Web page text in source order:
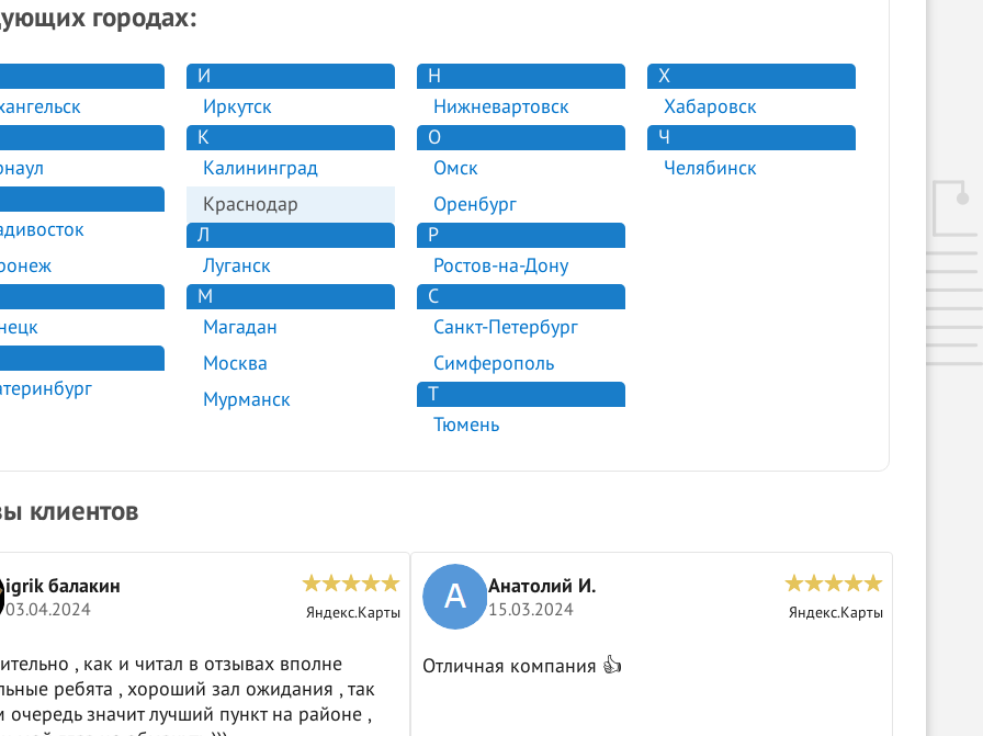
городах:
И
Иркутск
К
Калининград
Краснодар
Л
Луганск
М
Магадан
Москва
Мурманск
Н
Нижневартовск
О
Омск
Оренбург
Р
Ростов-на-Дону
С
Санкт-Петербург
Симферополь
Т
Тюмень
Х
Хабаровск
Ч
Челябинск
клиентов
Яндекс.Карты
вполне
ожидания , так
на районе ,
Анатолий И.
15.03.2024 Яндекс.Карты
Отличная компания 👍
Сергей Коньков
04.03.2024